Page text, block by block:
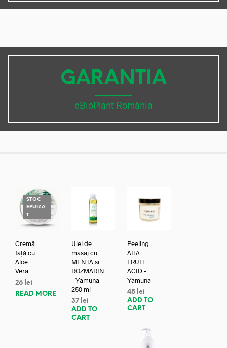
GARANTIA
eBioPlant România
STOC
EPUIZA
T
Cremă
față cu
Aloe
Vera
26 lei
READ MORE
Ulei de
masaj cu
MENTA si
ROZMARIN
– Yamuna –
250 ml
37 lei
ADD TO
CART
Peeling
AHA
FRUIT
ACID –
Yamuna
45 lei
ADD TO
CART